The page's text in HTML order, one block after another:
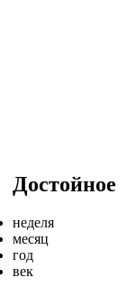
Достойное
неделя
месяц
год
век